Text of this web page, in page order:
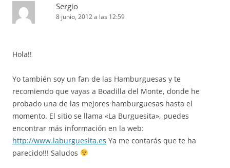
Sergio
8 junio, 2012 a las 12:59
Hola!!
Yo también soy un fan de las Hamburguesas y te
recomiendo que vayas a Boadilla del Monte, donde he
probado una de las mejores hamburguesas hasta el
momento. El sitio se llama «La Burguesita», puedes
encontrar más información en la web:
http://www.laburguesita.es Ya me contarás que te ha
parecido!!! Saludos